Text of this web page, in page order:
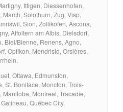
Ittigen, Diessenhofen,
Solothurn, Zug, Visp,
Sion, Zollikofen, Ascona,
Affoltern am Albis, Dielsdorf,
Biel/Bienne, Renens, Agno,
Opfikon, Mendrisio, Orsières,
Ottawa, Edmunston,
St. Boniface, Moncton, Trois-
Montreal, Tracadie,
Québec City.